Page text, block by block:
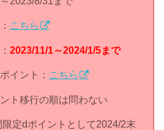
こちら
2023/11/1～2024/1/5まで
イント： こちら
ト移行の順は問わない
定dポイントとして2024/2末